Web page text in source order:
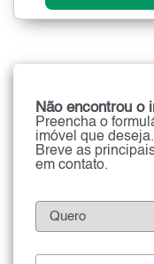
Não encontrou o
Preencha o
imóvel que deseja.
Breve as
em contato.